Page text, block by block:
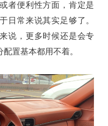
者便利性方面，肯定是
日常来说其实足够了。
说，更多时候还是会专
置基本都用不着。